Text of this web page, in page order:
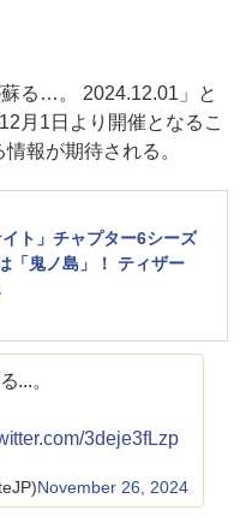
る…。 2024.12.01」と
月1日より開催となるこ
報が期待される。
イト」チャプター6シーズ
「鬼ノ島」！ ティザー
...。
3deje3fLzp
November 26, 2024